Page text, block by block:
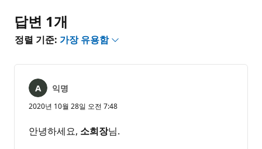
음
답변 1개
정렬 기준: 가장 유용함
익명
2020년 10월 28일 오전 7:48
안녕하세요, 소희장님.